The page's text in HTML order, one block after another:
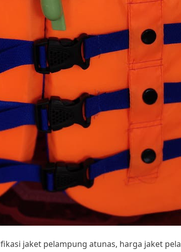
jaket pelampung atunas, harga jaket